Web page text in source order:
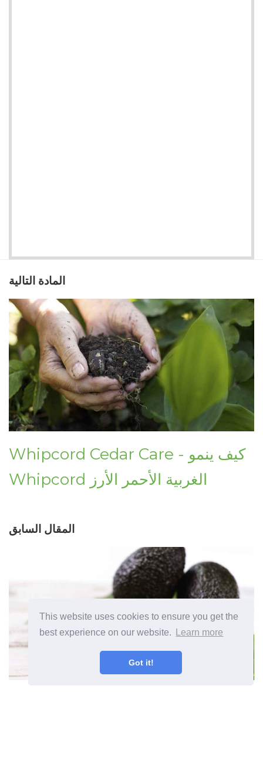
This website uses cookies to ensure you get the
best experience on our website.
Learn more
Got it!
المادة التالية
Whipcord Cedar Care - كيف ينمو
Whipcord الغربية الأحمر الأرز
المقال السابق